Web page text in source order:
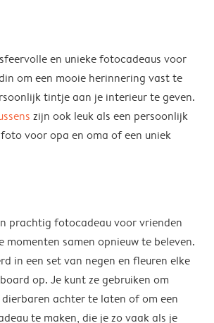
en unieke fotocadeaus voor
om een mooie herinnering vast te
tintje aan je interieur te geven.
zijn ook leuk als een persoonlijk
voor opa en oma of een uniek
prachtig fotocadeau voor vrienden
momenten samen opnieuw te beleven.
in een set van negen en fleuren elke
op. Je kunt ze gebruiken om
achter te laten of om een
te maken, die je zo vaak als je